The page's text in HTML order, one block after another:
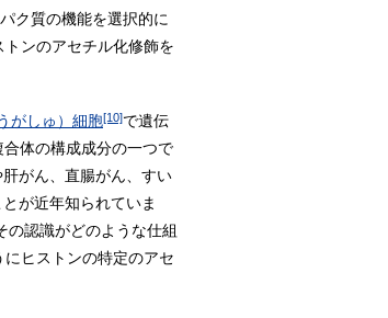
ク質の機能を選択的に
ンのアセチル化修飾を
がしゅ）細胞[10]で遺伝
体の構成成分の一つで
がん、直腸がん、すい
が近年知られていま
の認識がどのような仕組
ヒストンの特定のアセ